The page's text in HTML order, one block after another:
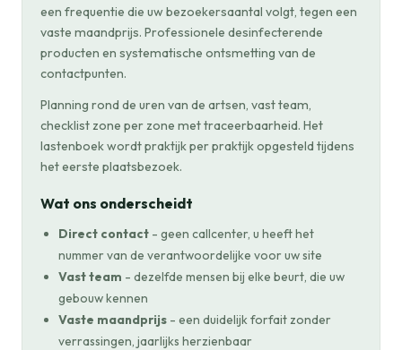
een frequentie die uw bezoekersaantal volgt, tegen een
vaste maandprijs. Professionele desinfecterende
producten en systematische ontsmetting van de
contactpunten.
Planning rond de uren van de artsen, vast team,
checklist zone per zone met traceerbaarheid. Het
lastenboek wordt praktijk per praktijk opgesteld tijdens
het eerste plaatsbezoek.
Wat ons onderscheidt
Direct contact - geen callcenter, u heeft het
nummer van de verantwoordelijke voor uw site
Vast team - dezelfde mensen bij elke beurt, die uw
gebouw kennen
Vaste maandprijs - een duidelijk forfait zonder
verrassingen, jaarlijks herzienbaar